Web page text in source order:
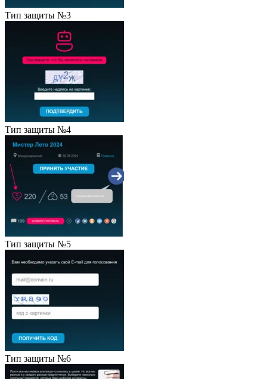
Тип защиты №3
Тип защиты №4
Тип защиты №5
Тип защиты №6